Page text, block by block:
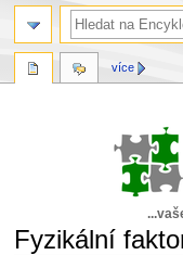
Fyzikální
více